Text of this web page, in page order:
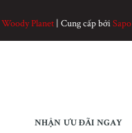
Woody Planet | Cung cấp bởiSapo
NHẬN ƯU ĐÃI NGAY